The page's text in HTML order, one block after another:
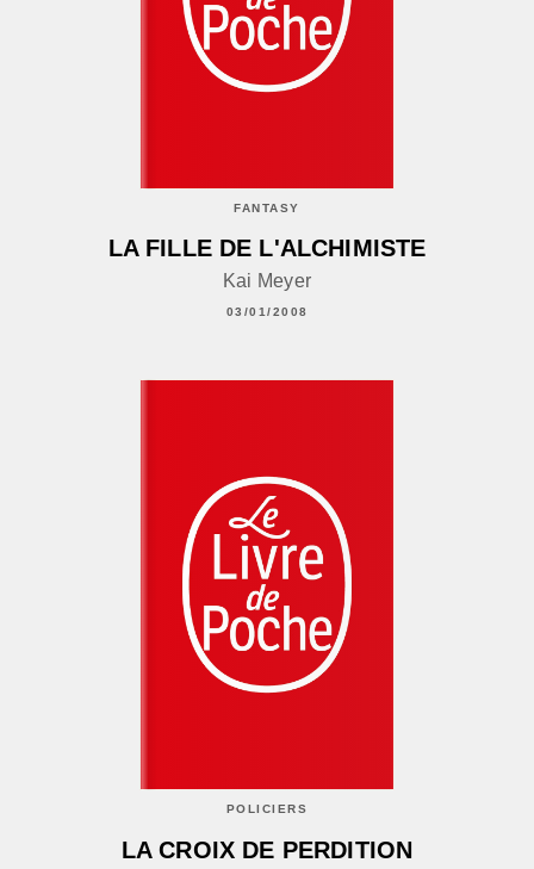
FANTASY
LA FILLE DE L'ALCHIMISTE
Kai Meyer
03/01/2008
POLICIERS
LA CROIX DE PERDITION